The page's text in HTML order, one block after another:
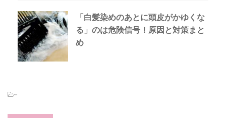
「白髪染めのあとに頭皮がかゆくな
る」のは危険信号！原因と対策まと
め
-